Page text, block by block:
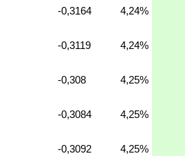
-0,3164 4,24%
-0,3119 4,24%
-0,308 4,25%
-0,3084 4,25%
-0,3092 4,25%